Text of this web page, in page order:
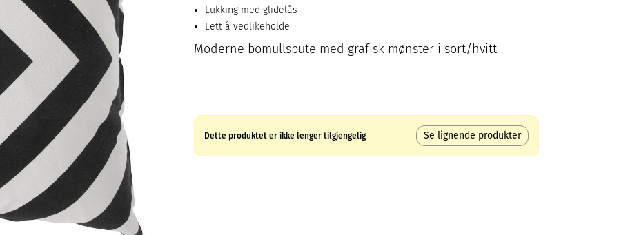
Lukking med glidelås
Lett å vedlikeholde
Moderne bomullspute med grafisk mønster i sort/hvitt
Dette produktet er ikke lenger tilgjengelig Se lignende produkter